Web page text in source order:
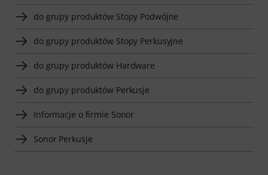
do grupy produktów Stopy Podwójne
do grupy produktów Stopy Perkusyjne
do grupy produktów Hardware
do grupy produktów Perkusje
Informacje o firmie Sonor
Sonor Perkusje